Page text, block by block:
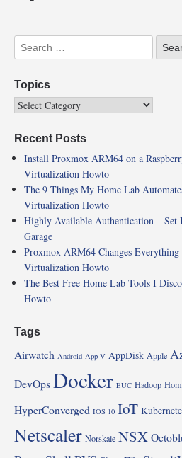
Topics
Recent Posts
Install Proxmox ARM64 on a
Virtualization Howto
The 9 Things My Home Lab
Virtualization Howto
Highly Available Authentication – Set
Garage
Proxmox ARM64 Changes
Virtualization Howto
The Best Free Home Lab Tools I
Howto
Tags
Airwatch Android App-V AppDisk Apple
DevOpsDocker EUC Hadoop
HyperConverged IOS 10 IoT
Netscaler Norskale NSX